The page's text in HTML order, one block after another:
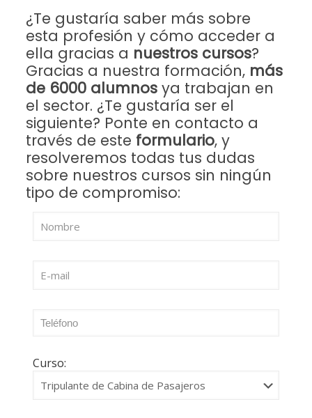
¿Te gustaría saber más sobre
esta profesión y cómo acceder a
ella gracias a nuestros cursos?
Gracias a nuestra formación, más
de 6000 alumnosya trabajan en
el sector. ¿Te gustaría ser el
siguiente? Ponte en contacto a
través de este formulario, y
resolveremos todas tus dudas
sobre nuestros cursos sin ningún
tipo de compromiso:
Curso: